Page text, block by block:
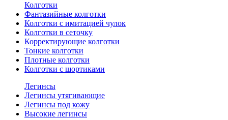
Колготки
Фантазийные колготки
Колготки с имитацией чулок
Колготки в сеточку
Корректирующие колготки
Тонкие колготки
Плотные колготки
Колготки с шортиками
Легинсы
Легинсы утягивающие
Легинсы под кожу
Высокие легинсы